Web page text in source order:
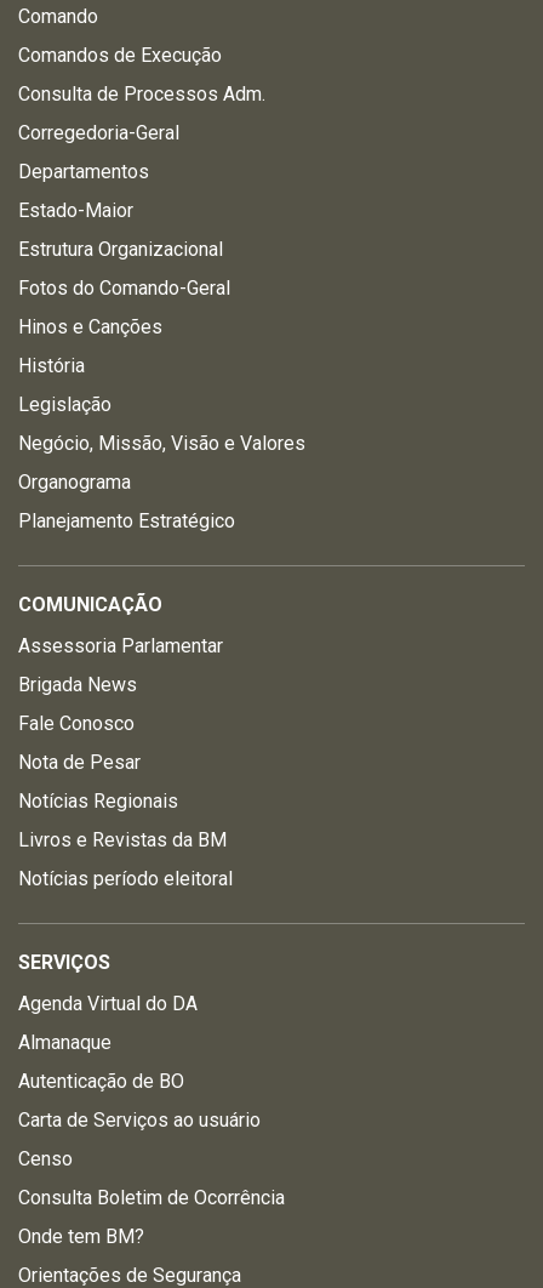
Comando
Comandos de Execução
Consulta de Processos Adm.
Corregedoria-Geral
Departamentos
Estado-Maior
Estrutura Organizacional
Fotos do Comando-Geral
Hinos e Canções
História
Legislação
Negócio, Missão, Visão e Valores
Organograma
Planejamento Estratégico
COMUNICAÇÃO
Assessoria Parlamentar
Brigada News
Fale Conosco
Nota de Pesar
Notícias Regionais
Livros e Revistas da BM
Notícias período eleitoral
SERVIÇOS
Agenda Virtual do DA
Almanaque
Autenticação de BO
Carta de Serviços ao usuário
Censo
Consulta Boletim de Ocorrência
Onde tem BM?
Orientações de Segurança